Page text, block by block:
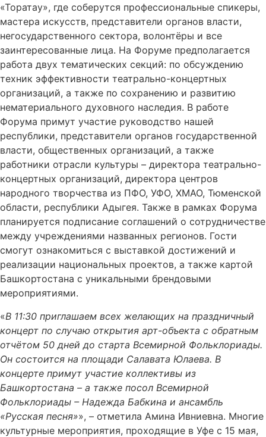
«Торатау», где соберутся профессиональные спикеры,
мастера искусств, представители органов власти,
негосударственного сектора, волонтёры и все
заинтересованные лица. На Форуме предполагается
работа двух тематических секций: по обсуждению
техник эффективности театрально-концертных
организаций, а также по сохранению и развитию
нематериального духовного наследия. В работе
Форума примут участие руководство нашей
республики, представители органов государственной
власти, общественных организаций, а также
работники отрасли культуры – директора театрально-
концертных организаций, директора центров
народного творчества из ПФО, УФО, ХМАО, Тюменской
области, республики Адыгея. Также в рамках Форума
планируется подписание соглашений о сотрудничестве
между учреждениями названных регионов. Гости
смогут ознакомиться с выставкой достижений и
реализации национальных проектов, а также картой
Башкортостана с уникальными брендовыми
мероприятиями.
«В 11:30 приглашаем всех желающих на праздничный
концерт по случаю открытия арт-объекта с обратным
отчётом 50 дней до старта Всемирной Фольклориады.
Он состоится на площади Салавата Юлаева. В
концерте примут участие коллективы из
Башкортостана – а также посол Всемирной
Фольклориады – Надежда Бабкина и ансамбль
«Русская песня»», – отметила Амина Ивниевна. Многие
культурные мероприятия, проходящие в Уфе с 15 мая,